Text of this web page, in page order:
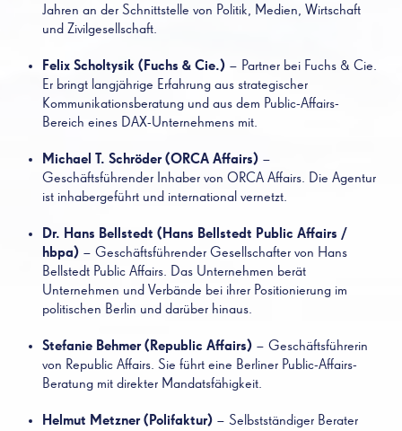
Jahren an der Schnittstelle von Politik, Medien, Wirtschaft
und Zivilgesellschaft.
Felix Scholtysik (Fuchs & Cie.) – Partner bei Fuchs & Cie.
Er bringt langjährige Erfahrung aus strategischer
Kommunikationsberatung und aus dem Public-Affairs-
Bereich eines DAX-Unternehmens mit.
Michael T. Schröder (ORCA Affairs) –
Geschäftsführender Inhaber von ORCA Affairs. Die Agentur
ist inhabergeführt und international vernetzt.
Dr. Hans Bellstedt (Hans Bellstedt Public Affairs /
hbpa) – Geschäftsführender Gesellschafter von Hans
Bellstedt Public Affairs. Das Unternehmen berät
Unternehmen und Verbände bei ihrer Positionierung im
politischen Berlin und darüber hinaus.
Stefanie Behmer (Republic Affairs) – Geschäftsführerin
von Republic Affairs. Sie führt eine Berliner Public-Affairs-
Beratung mit direkter Mandatsfähigkeit.
Helmut Metzner (Polifaktur) – Selbstständiger Berater